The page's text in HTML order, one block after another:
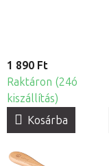
1 890 Ft
Raktáron (24ó
kiszállítás)
Kosárba